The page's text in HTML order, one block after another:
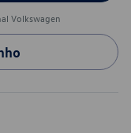
Volkswagen